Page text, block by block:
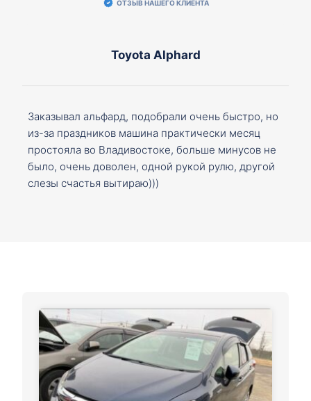
ОТЗЫВ НАШЕГО КЛИЕНТА
Toyota Alphard
Заказывал альфард, подобрали очень быстро, но
из-за праздников машина практически месяц
простояла во Владивостоке, больше минусов не
было, очень доволен, одной рукой рулю, другой
слезы счастья вытираю)))